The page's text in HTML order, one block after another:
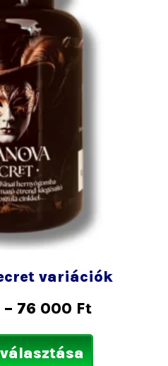
variációk
– 76 000 Ft
76
variációja